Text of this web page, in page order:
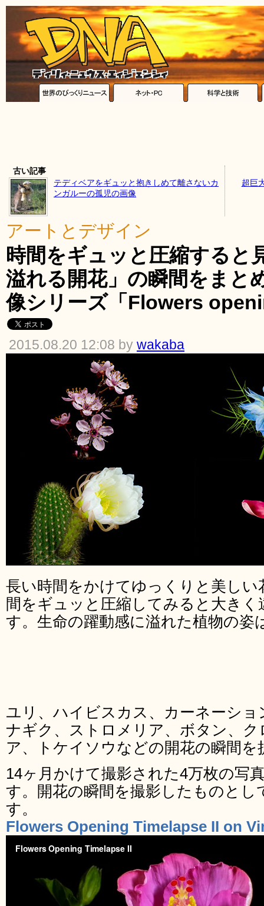
古い記事
テディベアをギュッと抱きしめて離さないカ
ンガルーの孤児の画像
超巨
アートとデザイン
時間をギュッと圧縮すると
溢れる開花」の瞬間をまと
像シリーズ「Flowers
2015.08.20 12:08 by wakaba
長い時間をかけてゆっくりと美しい
間をギュッと圧縮してみると大き
す。生命の躍動感に溢れた植物の姿
ユリ、ハイビスカス、カーネーシ
ナギク、ストロメリア、ボタン、
ア、トケイソウなどの開花の瞬間
14ヶ月かけて撮影された4万枚の写
す。開花の瞬間を撮影したものとし
す。
Flowers Opening Timelapse II on